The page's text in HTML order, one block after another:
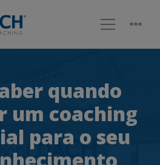
quando
um coaching
para o seu